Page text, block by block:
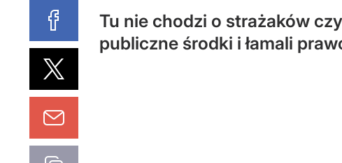
Tu nie chodzi o strażaków
publiczne środki i łamali